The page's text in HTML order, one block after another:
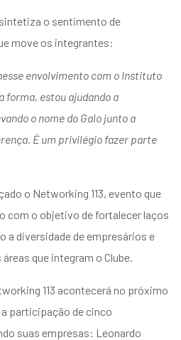
o sentimento de
move os integrantes:
envolvimento com o Instituto
forma, estou ajudando a
o nome do Galo junto a
É um privilégio fazer parte
o Networking 113, evento que
com o objetivo de fortalecer laços
diversidade de empresários e
que integram o Clube.
113 acontecerá no próximo
participação de cinco
suas empresas: Leonardo